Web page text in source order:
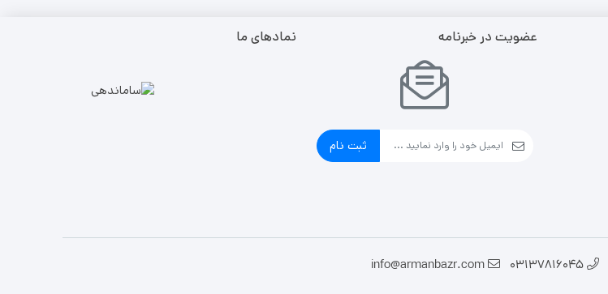
عضویت در خبرنامه
ثبت نام
نمادهای ما
03137816045
info@armanbazr.com